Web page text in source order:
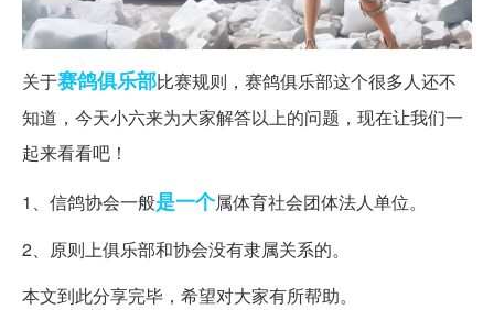
关于赛鸽俱乐部比赛规则，赛鸽俱乐部这个很多人还不
知道，今天小六来为大家解答以上的问题，现在让我们一
起来看看吧！
1、信鸽协会一般是一个属体育社会团体法人单位。
2、原则上俱乐部和协会没有隶属关系的。
本文到此分享完毕，希望对大家有所帮助。